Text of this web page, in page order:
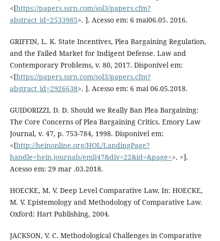
<[https://papers.ssrn.com/sol3/papers.cfm?
abstract_id=2533985>. ]. Acesso em: 6 mai06.05. 2016.
GRIFFIN, L. K. State Incentives, Plea Bargaining Regulation,
and the Failed Market for Indigent Defense. Law and
Contemporary Problems, v. 80, 2017. Disponivel em:
<[https://papers.ssrn.com/sol3/papers.cfm?
abstract_id=2926638>. ]. Acesso em: 6 mai 06.05.2018.
GUIDORIZZI, D. D. Should we Really Ban Plea Bargaining:
The Core Concerns of Plea Bargaining Critics. Emory Law
Journal, v. 47, p. 753-784, 1998. Disponivel em:
<[http://heinonline.org/HOL/LandingPage?
handle=hein.journals/emlj47&div=22&id=&page=>. =].
Acesso em: 29 mar .03.2018.
HOECKE, M. V. Deep Level Comparative Law. In: HOECKE,
M. V. Epistemology and Methodology of Comparative Law.
Oxford: Hart Publishing, 2004.
JACKSON, V. C. Methodological Challenges in Comparative